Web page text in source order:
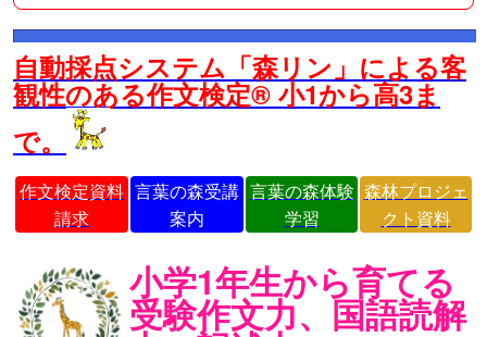
自動採点システム「森リン」による客
観性のある作文検定® 小1から高3ま
で。
作文検定資料
請求
言葉の森受講
案内
言葉の森体験
学習
森林プロジェ
クト資料
小学1年生から育てる
受験作文力、国語読解